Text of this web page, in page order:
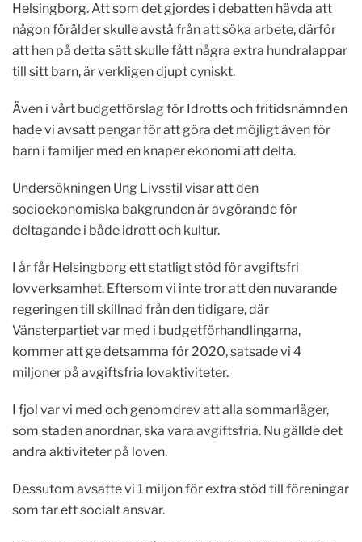
Helsingborg. Att som det gjordes i debatten hävda att
någon förälder skulle avstå från att söka arbete, därför
att hen på detta sätt skulle fått några extra hundralappar
till sitt barn, är verkligen djupt cyniskt.
Även i vårt budgetförslag för Idrotts och fritidsnämnden
hade vi avsatt pengar för att göra det möjligt även för
barn i familjer med en knaper ekonomi att delta.
Undersökningen Ung Livsstil visar att den
socioekonomiska bakgrunden är avgörande för
deltagande i både idrott och kultur.
I år får Helsingborg ett statligt stöd för avgiftsfri
lovverksamhet. Eftersom vi inte tror att den nuvarande
regeringen till skillnad från den tidigare, där
Vänsterpartiet var med i budgetförhandlingarna,
kommer att ge detsamma för 2020, satsade vi 4
miljoner på avgiftsfria lovaktiviteter.
I fjol var vi med och genomdrev att alla sommarläger,
som staden anordnar, ska vara avgiftsfria. Nu gällde det
andra aktiviteter på loven.
Dessutom avsatte vi 1 miljon för extra stöd till föreningar
som tar ett socialt ansvar.